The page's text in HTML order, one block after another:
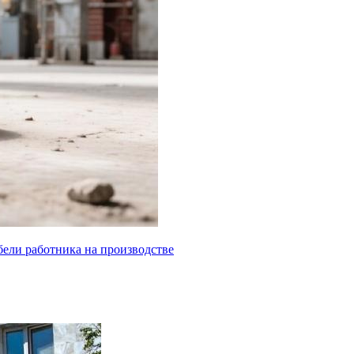
работника на производстве